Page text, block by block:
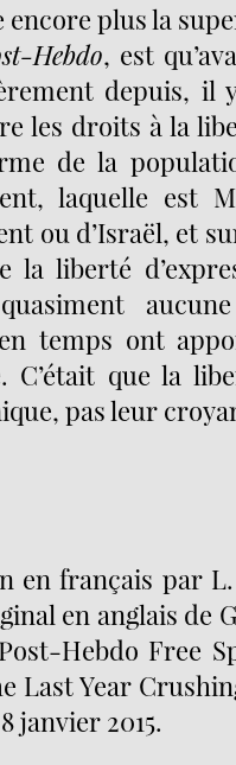
encore plus la
Hebdo, est
depuis, il
les droits à la
de la
laquelle est
ou d’Israël, et
la liberté
temps ont
que la
pas leur
en français par
en anglais de
Hebdo Free
Last Year
janvier 2015.